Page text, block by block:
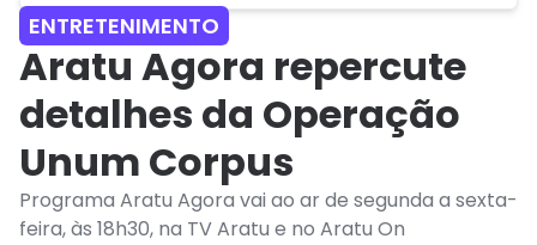
ENTRETENIMENTO
Aratu Agora repercute
detalhes da Operação
Unum Corpus
Programa Aratu Agora vai ao ar de segunda a sexta-
feira, às 18h30, na TV Aratu e no Aratu On